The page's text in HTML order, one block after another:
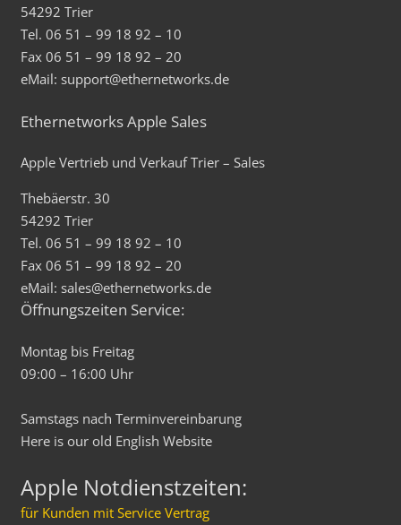
54292 Trier
Tel. 06 51 – 99 18 92 – 10
Fax 06 51 – 99 18 92 – 20
eMail: support@ethernetworks.de
Ethernetworks Apple Sales
Apple Vertrieb und Verkauf Trier – Sales
Thebäerstr. 30
54292 Trier
Tel. 06 51 – 99 18 92 – 10
Fax 06 51 – 99 18 92 – 20
eMail: sales@ethernetworks.de
Öffnungszeiten Service:
Montag bis Freitag
09:00 – 16:00 Uhr
Samstags nach Terminvereinbarung
Here is our old English Website
Apple Notdienstzeiten:
für Kunden mit Service Vertrag